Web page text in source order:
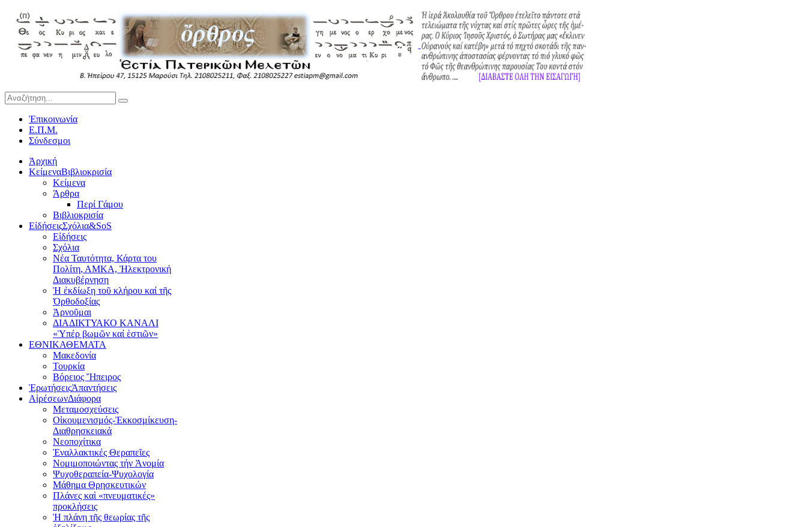
Ἐπικοινωνία
Ε.Π.Μ.
Σύνδεσμοι
Ἀρχική
ΚείμεναΒιβλιοκρισία
Κείμενα
Άρθρα
Περί Γάμου
Βιβλιοκρισία
ΕἰδήσειςΣχόλια&SoS
Εἰδήσεις
Σχόλια
Νέα Ταυτότητα, Κάρτα του
Πολίτη, ΑΜΚΑ, Ἠλεκτρονική
Διακυβέρνηση
Ἡ ἐκδίωξη τοῦ κλήρου καί τῆς
Ὀρθοδοξίας
Ἀρνοῦμαι
ΔΙΑΔΙΚΤΥΑΚΟ ΚΑΝΑΛΙ
«Ὑπέρ βωμῶν καί ἑστιῶν»
ΕΘΝΙΚΑΘΕΜΑΤΑ
Μακεδονία
Τουρκία
Βόρειος Ἤπειρος
ἘρωτήσειςἈπαντήσεις
ΑἱρέσεωνΔιάφορα
Μεταμοσχεύσεις
Οἰκουμενισμός-Ἐκκοσμίκευση-
Διαθρησκειακά
Νεοποχίτικα
Ἐναλλακτικές Θεραπεῖες
Νομιμοποιώντας τήν Ἀνομία
Ψυχοθεραπεία-Ψυχολογία
Μάθημα Θρησκευτικών
Πλάνες καὶ «πνευματικές»
προκλήσεις
Ἡ πλάνη τῆς θεωρίας τῆς